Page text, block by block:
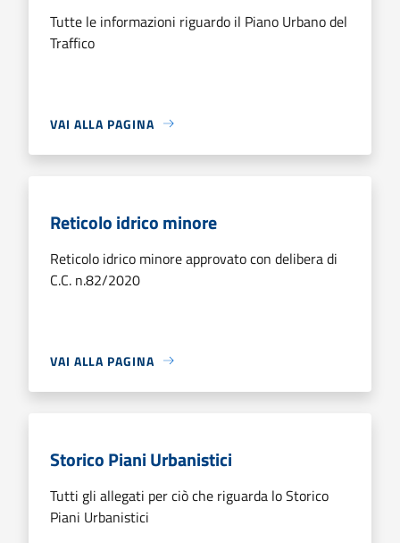
Tutte le informazioni riguardo il Piano Urbano del
Traffico
VAI ALLA PAGINA
Reticolo idrico minore
Reticolo idrico minore approvato con delibera di
C.C. n.82/2020
VAI ALLA PAGINA
Storico Piani Urbanistici
Tutti gli allegati per ciò che riguarda lo Storico
Piani Urbanistici